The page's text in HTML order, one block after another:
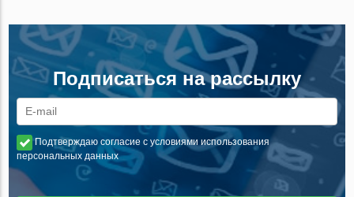
Подписаться на рассылку
Подтверждаю согласие с условиями использования
персональных данных